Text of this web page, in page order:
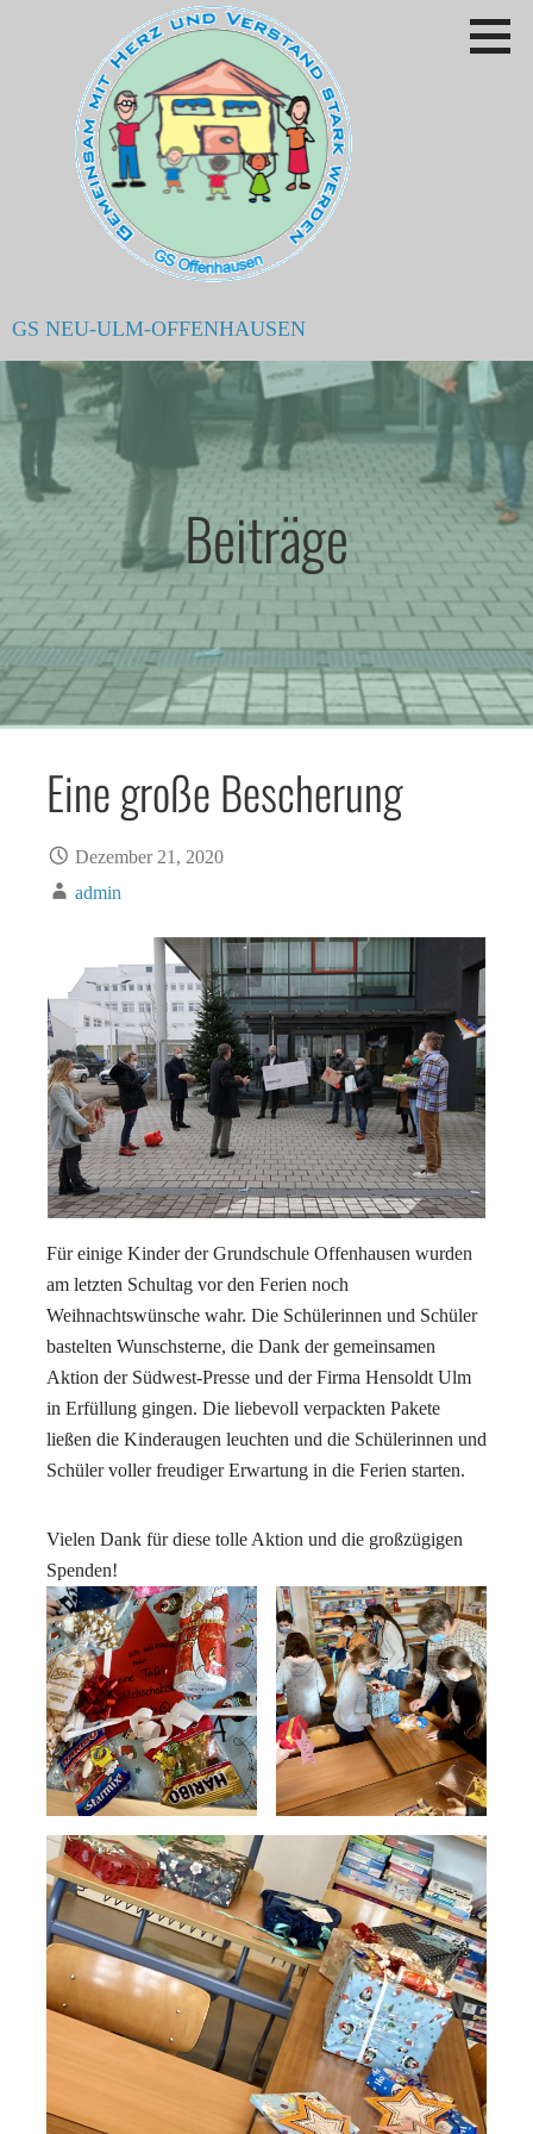
GS NEU-ULM-OFFENHAUSEN
Beiträge
Eine große Bescherung
Dezember 21, 2020
admin
Für einige Kinder der Grundschule Offenhausen wurden
am letzten Schultag vor den Ferien noch
Weihnachtswünsche wahr. Die Schülerinnen und Schüler
bastelten Wunschsterne, die Dank der gemeinsamen
Aktion der Südwest-Presse und der Firma Hensoldt Ulm
in Erfüllung gingen. Die liebevoll verpackten Pakete
ließen die Kinderaugen leuchten und die Schülerinnen und
Schüler voller freudiger Erwartung in die Ferien starten.
Vielen Dank für diese tolle Aktion und die großzügigen
Spenden!